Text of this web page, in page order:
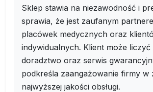
Sklep stawia na niezawodność i
sprawia, że jest zaufanym
placówek medycznych oraz
indywidualnych. Klient może
doradztwo oraz serwis
podkreśla zaangażowanie firmy w
najwyższej jakości obsługi.